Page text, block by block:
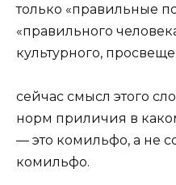
только «правильные
«правильного
культурного,
сейчас смысл этого
норм приличия в
— это комильфо, а не
комильфо.